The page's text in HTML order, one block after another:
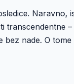
Naravno,
transcendentne –
bez nade. O tome